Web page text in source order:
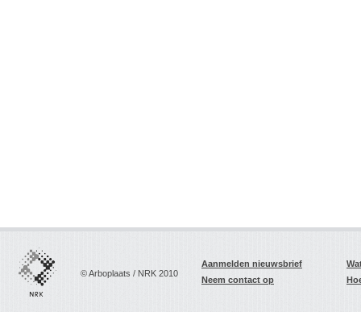
© Arboplaats / NRK 2010
Aanmelden nieuwsbrief
Neem contact op